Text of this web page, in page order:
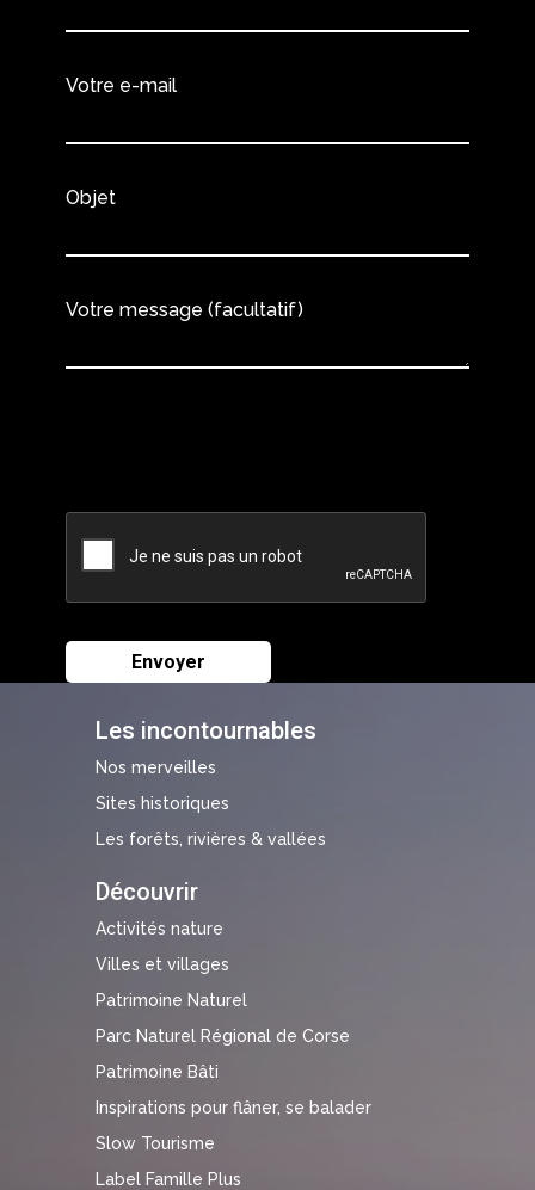
Les incontournables
Nos merveilles
Sites historiques
Les forêts, rivières & vallées
Découvrir
Activités nature
Villes et villages
Patrimoine Naturel
Parc Naturel Régional de Corse
Patrimoine Bâti
Inspirations pour flâner, se balader
Slow Tourisme
Label Famille Plus
Votre e-mail
Objet
Votre message (facultatif)